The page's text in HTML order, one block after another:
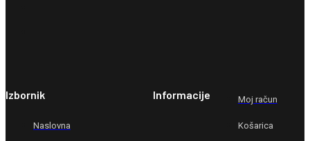
Izbornik
Naslovna
Informacije Moj račun
Košarica